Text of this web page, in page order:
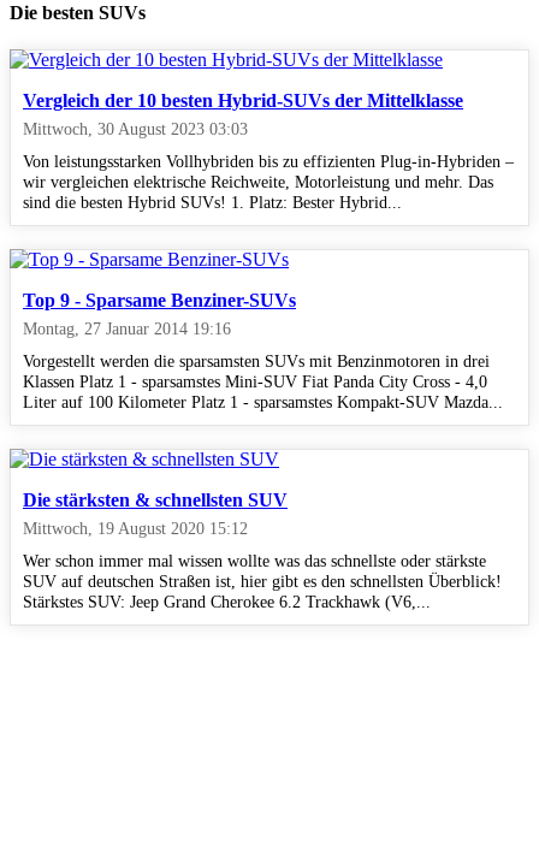
Die besten SUVs
Vergleich der 10 besten Hybrid-SUVs der Mittelklasse
Mittwoch, 30 August 2023 03:03
Von leistungsstarken Vollhybriden bis zu effizienten Plug-in-Hybriden –
wir vergleichen elektrische Reichweite, Motorleistung und mehr. Das
sind die besten Hybrid SUVs! 1. Platz: Bester Hybrid...
Top 9 - Sparsame Benziner-SUVs
Montag, 27 Januar 2014 19:16
Vorgestellt werden die sparsamsten SUVs mit Benzinmotoren in drei
Klassen Platz 1 - sparsamstes Mini-SUV Fiat Panda City Cross - 4,0
Liter auf 100 Kilometer Platz 1 - sparsamstes Kompakt-SUV Mazda...
Die stärksten & schnellsten SUV
Mittwoch, 19 August 2020 15:12
Wer schon immer mal wissen wollte was das schnellste oder stärkste
SUV auf deutschen Straßen ist, hier gibt es den schnellsten Überblick!
Stärkstes SUV: Jeep Grand Cherokee 6.2 Trackhawk (V6,...